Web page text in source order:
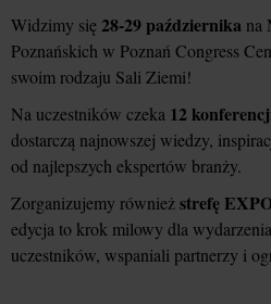
Widzimy się28-29 października na
Poznańskich w Poznań Congress
swoim rodzaju Sali Ziemi!
Na uczestników czeka 12
dostarczą najnowszej wiedzy,
od najlepszych ekspertów branży.
Zorganizujemy równieżstrefę
edycja to krok milowy dla
uczestników, wspaniali partnerzy i